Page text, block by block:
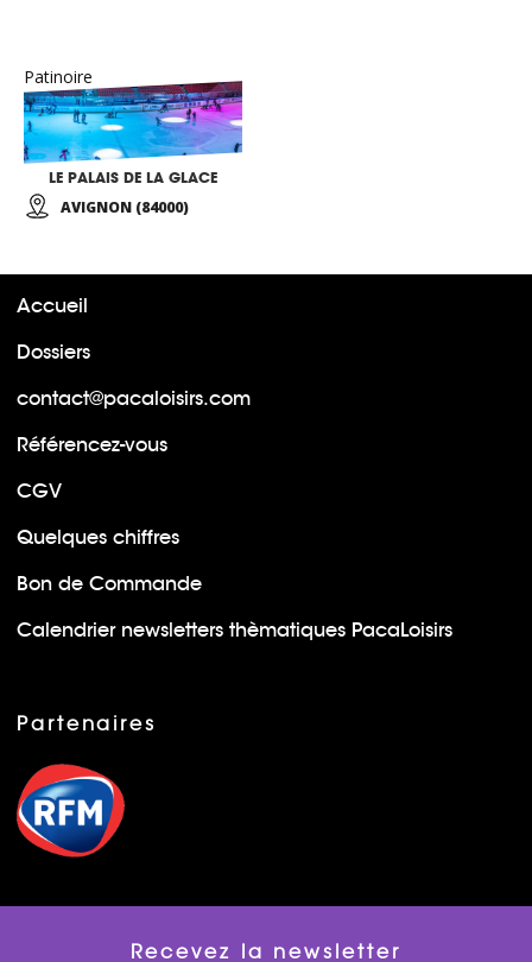
Patinoire
LE PALAIS DE LA GLACE
AVIGNON (84000)
Accueil
Dossiers
contact@pacaloisirs.com
Référencez-vous
CGV
Quelques chiffres
Bon de Commande
Calendrier newsletters thèmatiques PacaLoisirs
Partenaires
Recevez la newsletter